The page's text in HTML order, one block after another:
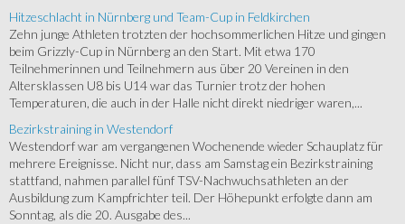
Hitzeschlacht in Nürnberg und Team-Cup in Feldkirchen
Zehn junge Athleten trotzten der hochsommerlichen Hitze und gingen
beim Grizzly-Cup in Nürnberg an den Start. Mit etwa 170
Teilnehmerinnen und Teilnehmern aus über 20 Vereinen in den
Altersklassen U8 bis U14 war das Turnier trotz der hohen
Temperaturen, die auch in der Halle nicht direkt niedriger waren,...
Bezirkstraining in Westendorf
Westendorf war am vergangenen Wochenende wieder Schauplatz für
mehrere Ereignisse. Nicht nur, dass am Samstag ein Bezirkstraining
stattfand, nahmen parallel fünf TSV-Nachwuchsathleten an der
Ausbildung zum Kampfrichter teil. Der Höhepunkt erfolgte dann am
Sonntag, als die 20. Ausgabe des...